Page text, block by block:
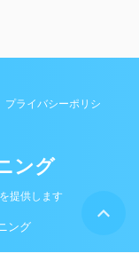
プライバシーポリシ
ング
提供します
ング